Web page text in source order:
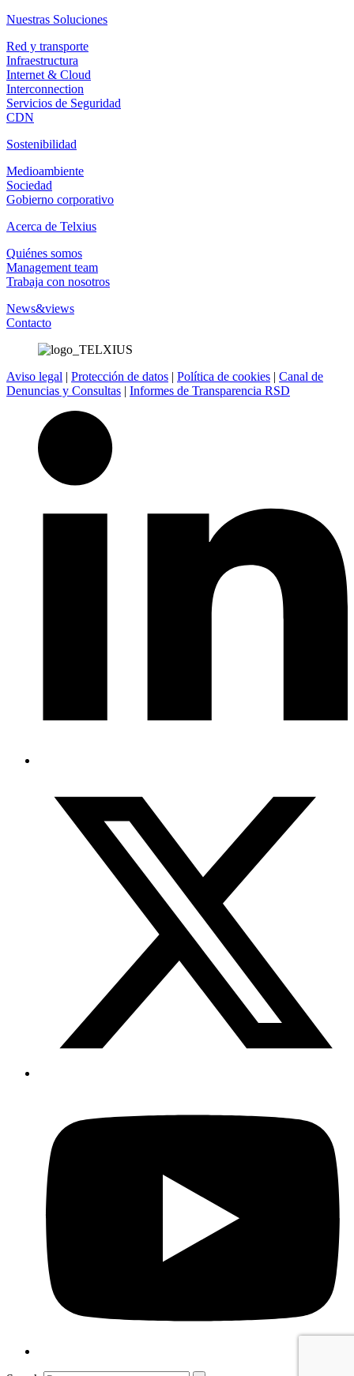
Nuestras Soluciones
Red y transporte
Infraestructura
Internet & Cloud
Interconnection
Servicios de Seguridad
CDN
Sostenibilidad
Medioambiente
Sociedad
Gobierno corporativo
Acerca de Telxius
Quiénes somos
Management team
Trabaja con nosotros
News&views
Contacto
Aviso legal | Protección de datos | Política de cookies | Canal de
Denuncias y Consultas | Informes de Transparencia RSD